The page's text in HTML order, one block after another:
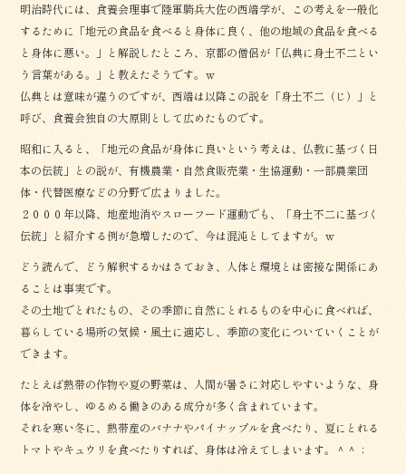
明治時代には、食養会理事で陸軍騎兵大佐の西端学が、この考えを一般化
するために「地元の食品を食べると身体に良く、他の地域の食品を食べる
と身体に悪い。」と解説したところ、京都の僧侶が「仏典に身土不二とい
う言葉がある。」と教えたそうです。ｗ
仏典とは意味が違うのですが、西端は以降この説を「身土不二（じ）」と
呼び、食養会独自の大原則として広めたものです。
昭和に入ると、「地元の食品が身体に良いという考えは、仏教に基づく日
本の伝統」との説が、有機農業・自然食販売業・生協運動・一部農業団
体・代替医療などの分野で広まりました。
２０００年以降、地産地消やスローフード運動でも、「身土不二に基づく
伝統」と紹介する例が急増したので、今は混沌としてますが。ｗ
どう読んで、どう解釈するかはさておき、人体と環境とは密接な関係にあ
ることは事実です。
その土地でとれたもの、その季節に自然にとれるものを中心に食べれば、
暮らしている場所の気候・風土に適応し、季節の変化についていくことが
できます。
たとえば熱帯の作物や夏の野菜は、人間が暑さに対応しやすいような、身
体を冷やし、ゆるめる働きのある成分が多く含まれています。
それを寒い冬に、熱帯産のバナナやパイナップルを食べたり、夏にとれる
トマトやキュウリを食べたりすれば、身体は冷えてしまいます。＾＾；